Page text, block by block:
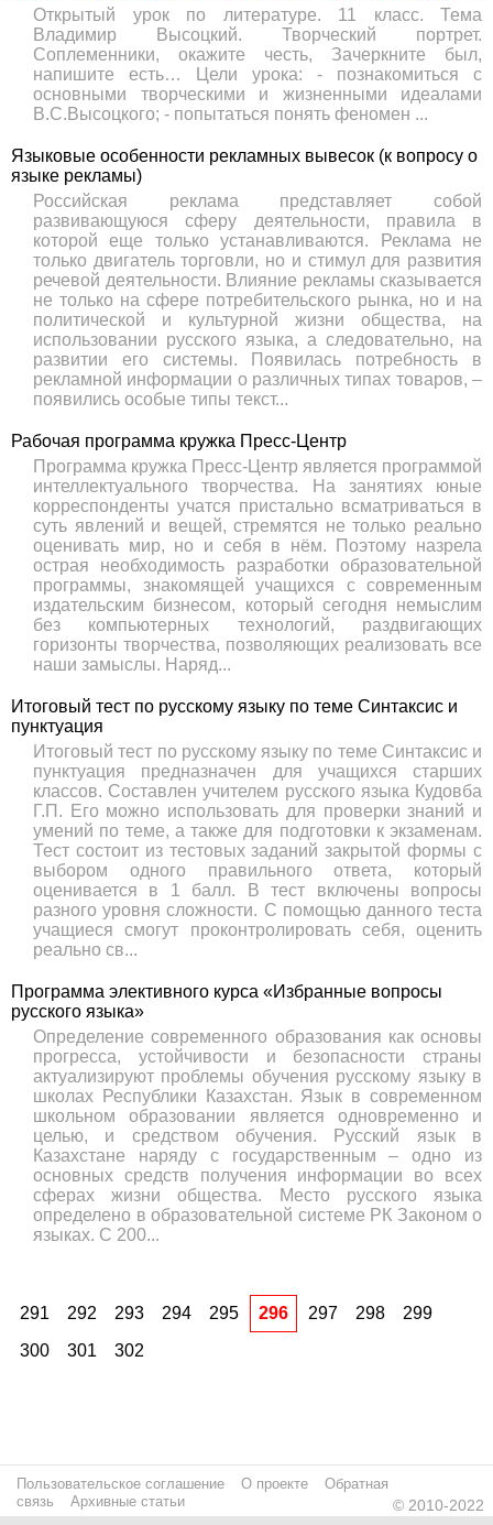
Открытый урок по литературе. 11 класс. Тема
Владимир Высоцкий. Творческий портрет.
Соплеменники, окажите честь, Зачеркните был,
напишите есть… Цели урока: - познакомиться с
основными творческими и жизненными идеалами
В.С.Высоцкого; - попытаться понять феномен ...
Языковые особенности рекламных вывесок (к вопросу о
языке рекламы)
Российская реклама представляет собой
развивающуюся сферу деятельности, правила в
которой еще только устанавливаются. Реклама не
только двигатель торговли, но и стимул для развития
речевой деятельности. Влияние рекламы сказывается
не только на сфере потребительского рынка, но и на
политической и культурной жизни общества, на
использовании русского языка, а следовательно, на
развитии его системы. Появилась потребность в
рекламной информации о различных типах товаров, –
появились особые типы текст...
Рабочая программа кружка Пресс-Центр
Программа кружка Пресс-Центр является программой
интеллектуального творчества. На занятиях юные
корреспонденты учатся пристально всматриваться в
суть явлений и вещей, стремятся не только реально
оценивать мир, но и себя в нём. Поэтому назрела
острая необходимость разработки образовательной
программы, знакомящей учащихся с современным
издательским бизнесом, который сегодня немыслим
без компьютерных технологий, раздвигающих
горизонты творчества, позволяющих реализовать все
наши замыслы. Наряд...
Итоговый тест по русскому языку по теме Синтаксис и
пунктуация
Итоговый тест по русскому языку по теме Синтаксис и
пунктуация предназначен для учащихся старших
классов. Составлен учителем русского языка Кудовба
Г.П. Его можно использовать для проверки знаний и
умений по теме, а также для подготовки к экзаменам.
Тест состоит из тестовых заданий закрытой формы с
выбором одного правильного ответа, который
оценивается в 1 балл. В тест включены вопросы
разного уровня сложности. С помощью данного теста
учащиеся смогут проконтролировать себя, оценить
реально св...
Программа элективного курса «Избранные вопросы
русского языка»
Определение современного образования как основы
прогресса, устойчивости и безопасности страны
актуализируют проблемы обучения русскому языку в
школах Республики Казахстан. Язык в современном
школьном образовании является одновременно и
целью, и средством обучения. Русский язык в
Казахстане наряду с государственным – одно из
основных средств получения информации во всех
сферах жизни общества. Место русского языка
определено в образовательной системе РК Законом о
языках. С 200...
291 292 293 294 295 296 297 298
299
300
301 302
Пользовательское соглашение О проекте
Обратная
связь
Архивные статьи © 2010-2022